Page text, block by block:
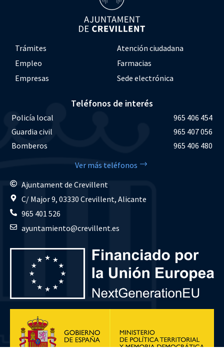
Trámites
Atención ciudadana
Empleo
Farmacias
Empresas
Sede electrónica
Teléfonos de interés
Policía local
965 406 454
Guardia civil
965 407 056
Bomberos
965 406 480
Ver más teléfonos
Ajuntament de Crevillent
C/ Major 9, 03330 Crevillent, Alicante
965 401 526
ayuntamiento@crevillent.es